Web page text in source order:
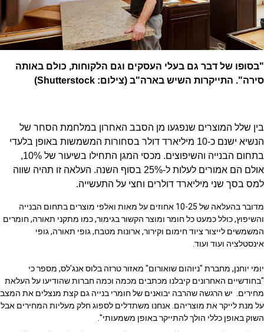
"בסופו של דבר גם בעלי העסקים וגם הלקוחות, כולם באותה
סירה". התייקרות השיש בארה"ב (צילום: Shutterstock)
בין שלל המוצרים שנפגעו מן הסבב האחרון במלחמת הסחר של
הנשיא ישנם כ-10 מיליארד דולר בסחורות המשמשות באופן בלעדי
בתחום הבנייה והשיפוצים. מכסי המגן התחילו בשיעור של 10%,
אולם הם אמורים לעלות ל-25% בסוף השנה. העלאה זו תהיה שווה
למס בסך שני מיליארד דולרים וחצי על התעשייה.
מדובר בהעלאה של 10-25 אחוזים על מאות ואלפי מוצרים בתחום הבנייה
והשיפוץ, כולל כמעט כל חומר ומוצר הקשור בגימור, כמו מתקני תאורה, חומרים
המשמשים לייצור ציוד חימום וקירור, ארונות מטבח, גופי תאורה, גופי
אינסטלציה ועוד ועוד.
יומי יוחנן, מחברת "ניוהום שואורום" מאזור טרזה בלוס אנג'לס, מספר כי
"בחודשיים האחרונים קיבלנו מכתבים מכמה וכמה חברות שהודיעו על העלאת
מחירים. יש הרגשה שהרבה יבואנים של חומרי בנייה גם קצת מנצלים את המצב
על מנת לייקר את מוצריהם. אנחנו משתדלים לספוג חלק מעליות המחירים אבל
השוק באופן כללי הולך להתייקר באופן משמעותי".